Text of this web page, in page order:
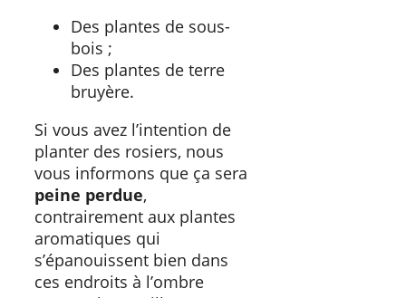
Des plantes de sous-
bois ;
Des plantes de terre
bruyère.
Si vous avez l’intention de
planter des rosiers, nous
vous informons que ça sera
peine perdue,
contrairement aux plantes
aromatiques qui
s’épanouissent bien dans
ces endroits à l’ombre